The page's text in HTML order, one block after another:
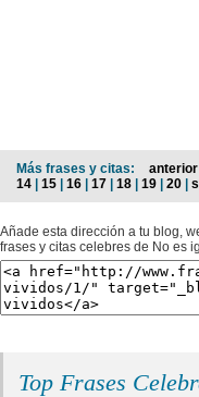
Más frases y citas: anterior
14 | 15 | 16 | 17 | 18 | 19 | 20 |
Añade esta dirección a tu blog,
frases y citas celebres de No es
Top Frases